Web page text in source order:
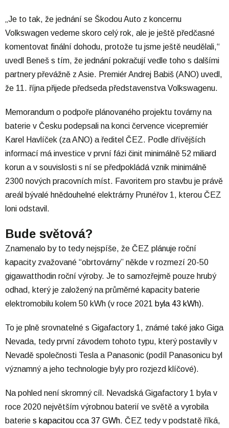
„Je to tak, že jednání se Škodou Auto z koncernu
Volkswagen vedeme skoro celý rok, ale je ještě předčasné
komentovat finální dohodu, protože tu jsme ještě neudělali,“
uvedl Beneš s tím, že jednání pokračují vedle toho s dalšími
partnery převážně z Asie. Premiér Andrej Babiš (ANO) uvedl,
že 11. října přijede předseda představenstva Volkswagenu.
Memorandum o podpoře plánovaného projektu továrny na
baterie v Česku podepsali na konci července vicepremiér
Karel Havlíček (za ANO) a ředitel ČEZ. Podle dřívějších
informací má investice v první fázi činit minimálně 52 miliard
korun a v souvislosti s ní se předpokládá vznik minimálně
2300 nových pracovních míst. Favoritem pro stavbu je právě
areál bývalé hnědouhelné elektrárny Prunéřov 1, kterou ČEZ
loni odstavil.
Bude světová?
Znamenalo by to tedy nejspíše, že ČEZ plánuje roční
kapacity zvažované “obrtovárny” někde v rozmezí 20-50
gigawatthodin roční výroby. Je to samozřejmě pouze hrubý
odhad, který je založený na průměrné kapacity baterie
elektromobilu kolem 50 kWh (v roce 2021
byla 43 kWh).
To je plně srovnatelné s Gigafactory 1, známé také jako Giga
Nevada, tedy první závodem tohoto typu, který postavily v
Nevadě společnosti Tesla a Panasonic (podíl Panasonicu byl
významný a jeho technologie byly pro rozjezd klíčové).
Na pohled není skromný cíl. Nevadská Gigafactory 1 byla v
roce 2020 největším výrobnou baterií ve světě a vyrobila
baterie s kapacitou cca 37 GWh. ČEZ tedy v podstatě říká,